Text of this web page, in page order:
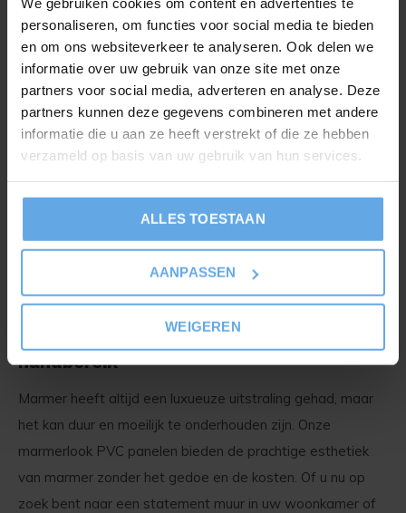
personaliseren, om functies voor social media te bieden
en om ons websiteverkeer te analyseren. Ook delen we
informatie over uw gebruik van onze site met onze
partners voor social media, adverteren en analyse. Deze
partners kunnen deze gegevens combineren met andere
informatie die u aan ze heeft verstrekt of die ze hebben
verzameld op basis van uw gebruik van hun services.
ALLES TOESTAAN
AANPASSEN
WEIGEREN
Voor een moderne uitstraling voegen marmerlook
PVC panelen een luxe touch toe aan uw woonruimte
zonder het prijskaartje van echt marmer.
Keuken
PVC wanden zijn makkelijk schoon te maken, wat ze
perfect maakt voor keukens waar spatten
Slaapkamer:
Met een scala aan designs en kleuren kunt u een
rustige, serene sfeer creëren die past bij uw
persoonlijke stijl.
Marmerlook PVC paneel: luxe binnen
handbereik
Marmer heeft altijd een luxueuze uitstraling gehad, maar
het kan duur en moeilijk te onderhouden zijn. Onze
marmerlook PVC panelen bieden de prachtige esthetiek
van marmer zonder het gedoe en de kosten. Of u nu op
zoek bent naar een statement muur in uw woonkamer of